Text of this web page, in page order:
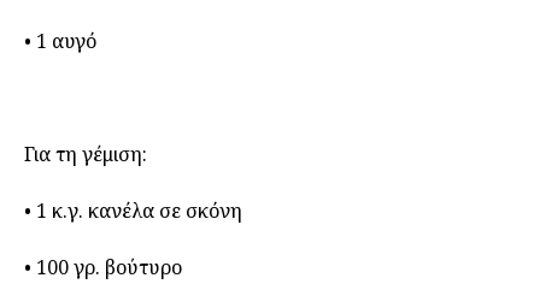
• 1 αυγό
Για τη γέμιση:
• 1 κ.γ. κανέλα σε σκόνη
• 100 γρ. βούτυρο